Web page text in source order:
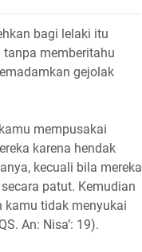
bagi lelaki itu
memberitahu
gejolak
mempusakai
karena hendak
kecuali bila mereka
patut. Kemudian
kamu tidak menyukai
An: Nisa’: 19).